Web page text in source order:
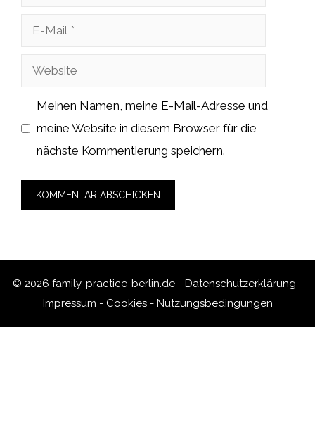
Website
Meinen Namen, meine E-Mail-Adresse und
meine Website in diesem Browser für die
nächste Kommentierung speichern.
© 2026 family-practice-berlin.de - Datenschutzerklärung -
Impressum - Cookies- Nutzungsbedingungen